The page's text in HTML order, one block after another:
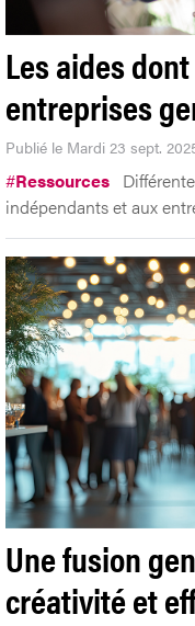
Les aides
entreprises
Publié le Mardi 23 sept.
#Ressources
indépendants et aux
Une fusion
créativité et